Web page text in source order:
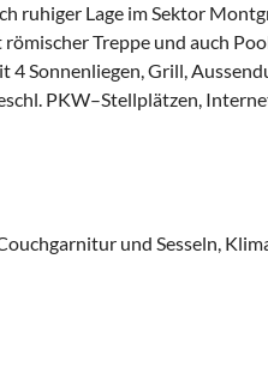
ruhiger Lage im Sektor
Treppe und auch
Sonnenliegen, Grill,
PKW–Stellplätzen,
und Sesseln,